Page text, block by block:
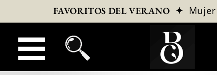
FAVORITOS DEL VERANO ✦ Mujer